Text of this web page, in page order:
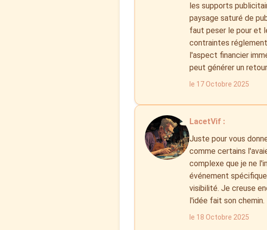
les supports
paysage saturé de
faut peser le pour et
contraintes
l'aspect financier
peut générer un
le 17 Octobre 2025
LacetVif :
Juste pour vous
comme certains
complexe que je ne
événement
visibilité. Je creuse
l'idée fait son chemin.
le 18 Octobre 2025